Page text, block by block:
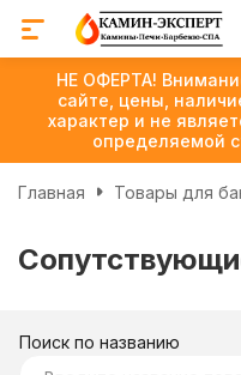
НЕ ОФЕРТА!
сайте, цены,
характер и не
определяемой
Главная Товары для
Поиск по названию